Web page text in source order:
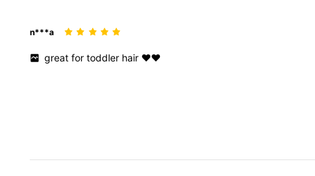
n***a
greatfortoddler hair ❤️❤️